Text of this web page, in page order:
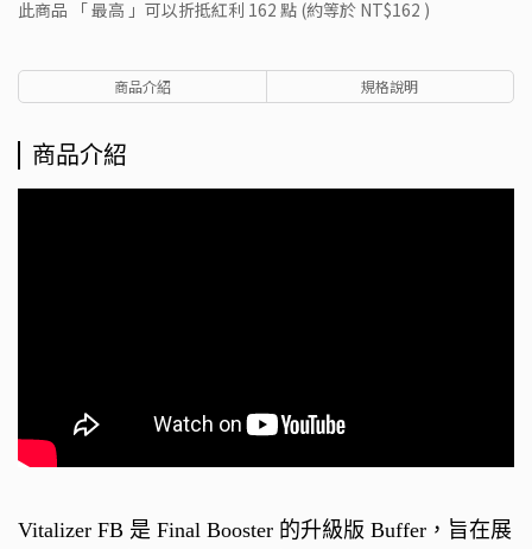
此商品 「 最高 」可以折抵紅利 162 點 (約等於 NT$162 )
商品介紹 規格說明
商品介紹
Vitalizer FB 是 Final Booster 的升級版 Buffer，旨在展